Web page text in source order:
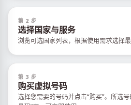
第 2 步
选择国家与服务
浏览可选国家列表，根据使用需求选择最
第 3 步
购买虚拟号码
选择您需要的号码并点击“购买”。所选